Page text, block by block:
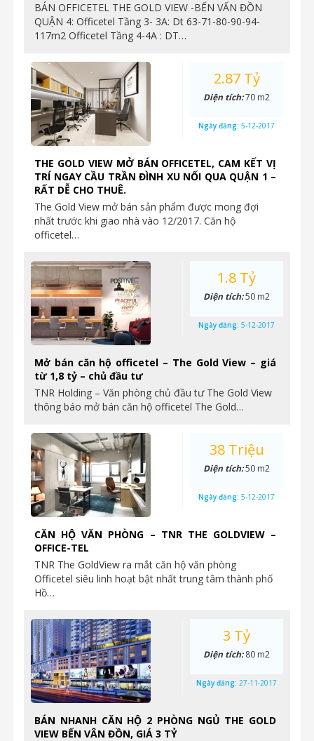
BÁN OFFICETEL THE GOLD VIEW -BẾN VẤN ĐỒN
QUẬN 4: Officetel Tầng 3- 3A: Dt 63-71-80-90-94-
117m2 Officetel Tầng 4-4A : DT…
THE GOLD VIEW MỞ BÁN OFFICETEL, CAM KẾT VỊ
TRÍ NGAY CẦU TRẦN ĐÌNH XU NỐI QUA QUẬN 1 –
RẤT DỄ CHO THUÊ.
The Gold View mở bán sản phẩm được mong đợi
nhất trước khi giao nhà vào 12/2017. Căn hộ
officetel…
2.87 Tỷ
Diện tích:70 m2
Ngày đăng: 5-12-2017
Mở bán căn hộ officetel – The Gold View – giá
từ 1,8 tỷ – chủ đầu tư
TNR Holding – Văn phòng chủ đầu tư The Gold View
thông báo mở bán căn hộ officetel The Gold…
1.8 Tỷ
Diện tích:50 m2
Ngày đăng: 5-12-2017
CĂN HỘ VĂN PHÒNG – TNR THE GOLDVIEW –
OFFICE-TEL
TNR The GoldView ra mắt căn hộ văn phòng
Officetel siêu linh hoạt bật nhất trung tâm thành phố
Hồ…
38 Triệu
Diện tích:50 m2
Ngày đăng: 5-12-2017
BÁN NHANH CĂN HỘ 2 PHÒNG NGỦ THE GOLD
VIEW BẾN VÂN ĐỒN, GIÁ 3 TỶ
3 Tỷ
Diện tích:80 m2
Ngày đăng: 27-11-2017